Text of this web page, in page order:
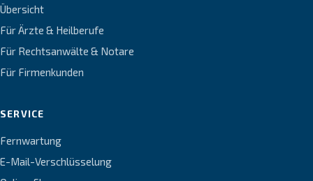
Übersicht
Für Ärzte & Heilberufe
Für Rechtsanwälte & Notare
Für Firmenkunden
SERVICE
Fernwartung
E-Mail-Verschlüsselung